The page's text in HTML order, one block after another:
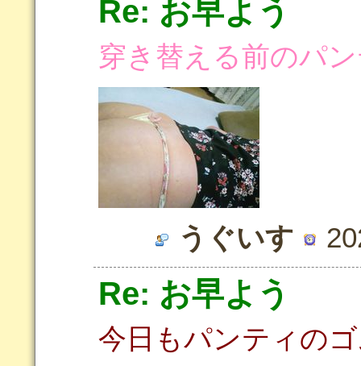
Re: お早よう
穿き替える前のパ
うぐいす
Re: お早よう
今日もパンティの